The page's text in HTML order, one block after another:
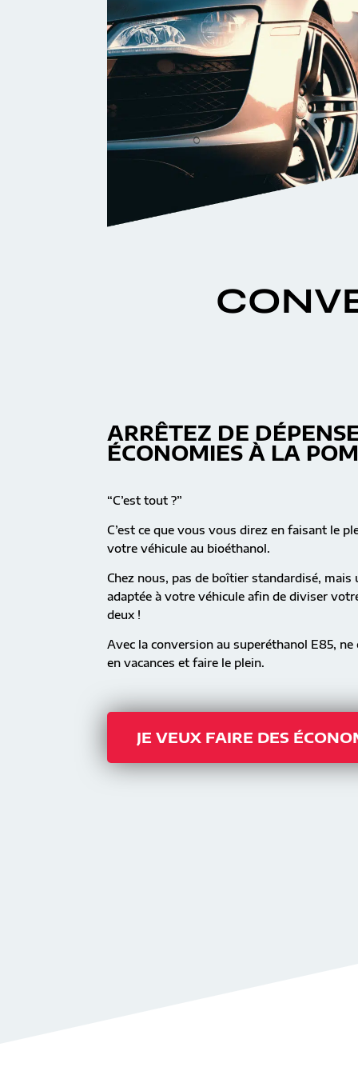
ARRÊTEZ DE
ÉCONOMIES À LA
“C’est tout ?”
C’est ce que vous vous direz en faisant le
votre véhicule au bioéthanol.
Chez nous, pas de boîtier standardisé,
adaptée à votre véhicule afin de diviser
deux !
Avec la conversion au superéthanol E85,
en vacances et faire le plein.
JE VEUX FAIRE DES